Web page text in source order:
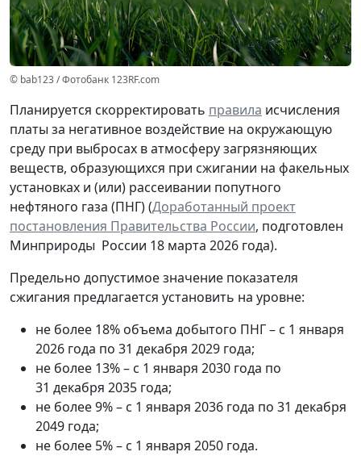
© bab123 / Фотобанк 123RF.com
Планируется скорректировать правила исчисления
платы за негативное воздействие на окружающую
среду при выбросах в атмосферу загрязняющих
веществ, образующихся при сжигании на факельных
установках и (или) рассеивании попутного
нефтяного газа (ПНГ) (Доработанный проект
постановления Правительства России, подготовлен
Минприроды России 18 марта 2026 года).
Предельно допустимое значение показателя
сжигания предлагается установить на уровне:
не более 18% объема добытого ПНГ – с 1 января
2026 года по 31 декабря 2029 года;
не более 13% – с 1 января 2030 года по
31 декабря 2035 года;
не более 9% – с 1 января 2036 года по 31 декабря
2049 года;
не более 5% – с 1 января 2050 года.